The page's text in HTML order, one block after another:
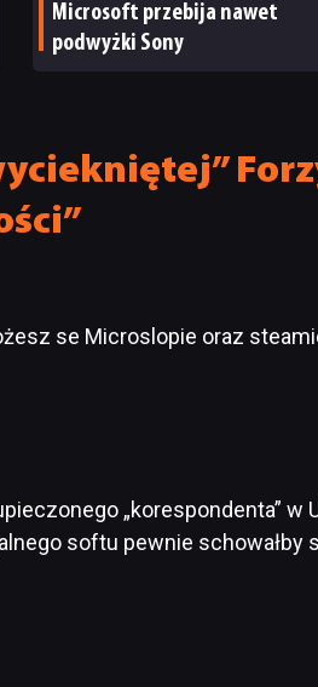
Microsoft przebija nawet
podwyżki Sony
se Microslopie oraz
„korespondenta” w
softu pewnie